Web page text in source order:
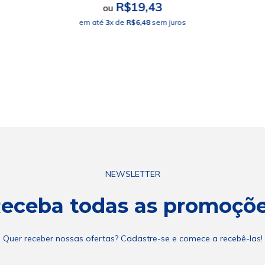
ou R$19,43
em até3x de R$6,48sem juros
NEWSLETTER
todas as
Quer receber nossas ofertas? Cadastre-se e comece a recebê-las!